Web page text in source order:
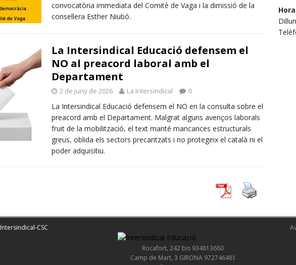
convocatòria immediata del Comitè de Vaga i la dimissió de la
consellera Esther Niubó.
La Intersindical Educació defensem el
NO al preacord laboral amb el
Departament
2 de juny de 2026 La Intersindical 0
La Intersindical Educació defensem el NO en la consulta sobre el
preacord amb el Departament. Malgrat alguns avenços laborals
fruit de la mobilització, el text manté mancances estructurals
greus, oblida els sectors precaritzats i no protegeix el català ni el
poder adquisitiu.
Intersindical-CSC
Rocafort, 242 bis 934813660
Camp de Mart, 3 GIRONA 972746481